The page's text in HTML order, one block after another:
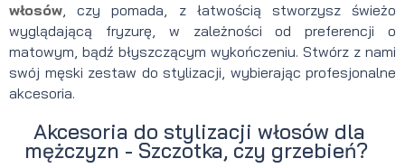
włosów, czy pomada, z łatwością stworzysz świeżo
wyglądającą fryzurę, w zależności od preferencji o
matowym, bądź błyszczącym wykończeniu. Stwórz z nami
swój męski zestaw do stylizacji, wybierając profesjonalne
akcesoria.
Akcesoria do stylizacji włosów dla
mężczyzn - Szczotka, czy grzebień?